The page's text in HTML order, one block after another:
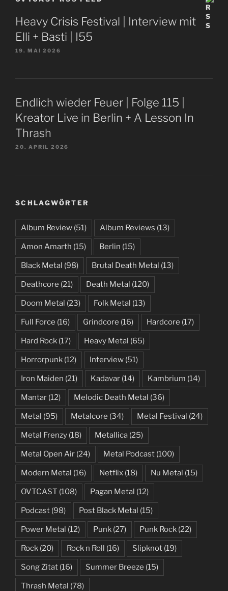
Heavy Crisis Festival | Interview mit
Elli + Basti | I55
19. MAI 2026
Endlich wieder Feuer | Folge 115 |
Kreator Live in Berlin + A Lesson In
Thrash
20. APRIL 2026
SCHLAGWÖRTER
Album Review (51) Album Reviews (13)
Amon Amarth (15) Berlin (15)
Black Metal (98) Brutal Death Metal (13)
Deathcore (21) Death Metal (120)
Doom Metal (23) Folk Metal (13)
Full Force (16) Grindcore (16) Hardcore (17)
Hard Rock (17) Heavy Metal (65)
Horrorpunk (12) Interview (51)
Iron Maiden (21) Kadavar (14) Kambrium (14)
Mantar (12) Melodic Death Metal (36)
Metal (95) Metalcore (34) Metal Festival (24)
Metal Frenzy (18) Metallica (25)
Metal Open Air (24) Metal Podcast (100)
Modern Metal (16) Netflix (18) Nu Metal (15)
OVTCAST (108) Pagan Metal (12)
Podcast (98) Post Black Metal (15)
Power Metal (12) Punk (27) Punk Rock (22)
Rock (20) Rock n Roll (16) Slipknot (19)
Song Zitat (16) Summer Breeze (15)
Thrash Metal (78)